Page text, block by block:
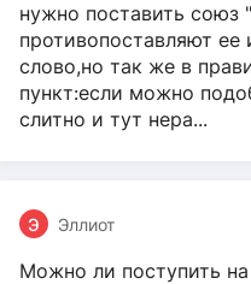
нужно поставить союз
противопоставляют ее
слово,но так же в
пункт:если можно
слитно и тут нера...
Э Эллиот
Можно ли поступить